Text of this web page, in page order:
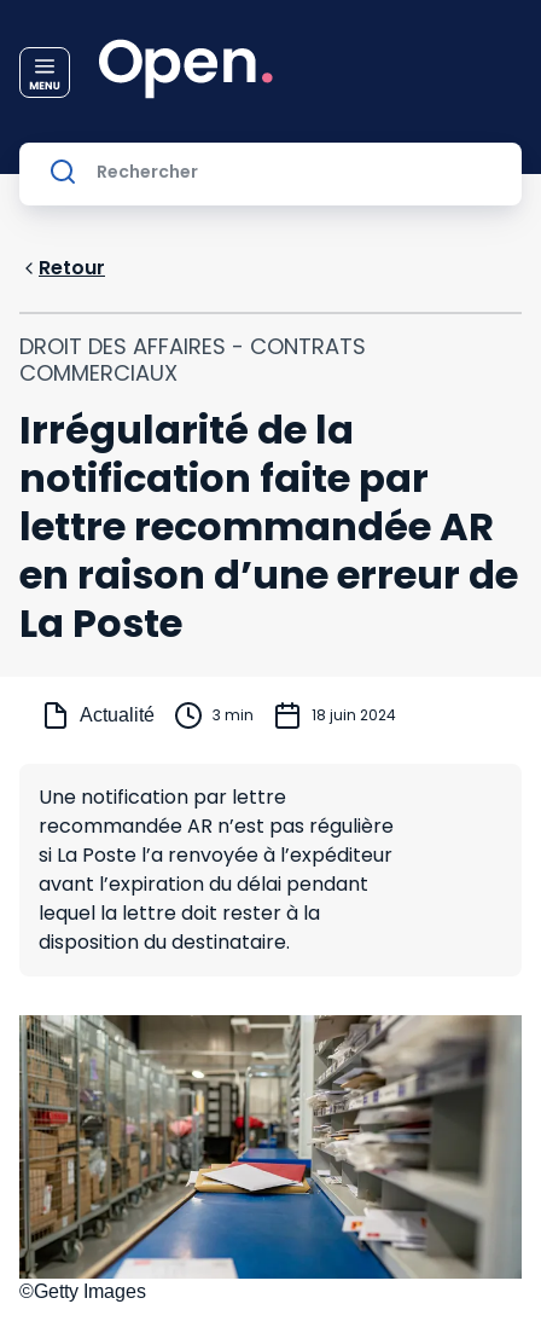
Retour
DROIT DES AFFAIRES - CONTRATS
COMMERCIAUX
Irrégularité de la
notification faite par
lettre recommandée AR
en raison d’une erreur de
La Poste
Actualité 3 min 18 juin 2024
Une notification par lettre
recommandée AR n’est pas régulière
si La Poste l’a renvoyée à l’expéditeur
avant l’expiration du délai pendant
lequel la lettre doit rester à la
disposition du destinataire.
©Getty Images